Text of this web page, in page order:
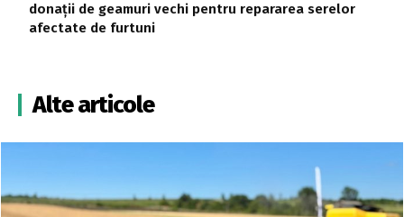
donații de geamuri vechi pentru repararea serelor
afectate de furtuni
Alte articole